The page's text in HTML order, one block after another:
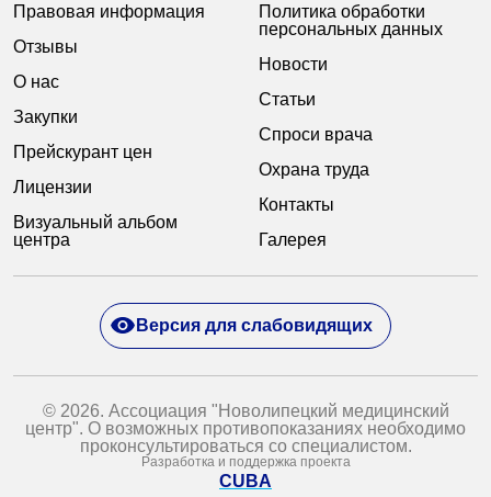
Правовая информация
Отзывы
О нас
Закупки
Прейскурант цен
Лицензии
Визуальный альбом
центра
Политика обработки
персональных данных
Новости
Статьи
Спроси врача
Охрана труда
Контакты
Галерея
© 2026. Ассоциация "Новолипецкий медицинский
центр". О возможных противопоказаниях необходимо
проконсультироваться со специалистом.
Разработка и поддержка проекта
CUBA
Версия для слабовидящих